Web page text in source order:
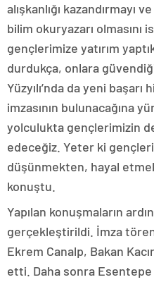
alışkanlığı kazandırmayı
bilim okuryazarı
gençlerimize yatırım
durdukça, onlara
Yüzyılı’nda da yeni
imzasının bulunacağına
yolculukta gençlerimizin
edeceğiz. Yeter ki
düşünmekten, hayal
konuştu.
Yapılan konuşmaların
gerçekleştirildi. İmza
Ekrem Canalp, Bakan
etti. Daha sonra Esentepe